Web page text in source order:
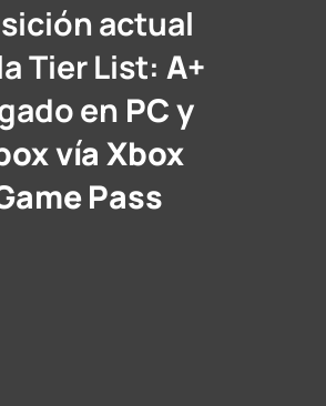
actual
Tier List: A+
en PC y
vía Xbox
Pass